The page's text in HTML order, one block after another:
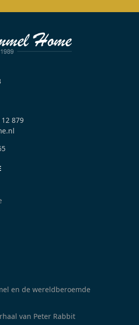
879
en de wereldberoemde
van Peter Rabbit